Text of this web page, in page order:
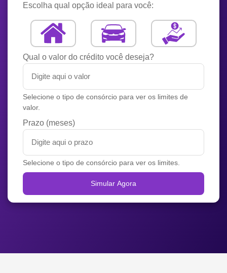
Escolha qual opção ideal para você:
Qual o valor do crédito você deseja?
Selecione o tipo de consórcio para ver os limites de
valor.
Prazo (meses)
Selecione o tipo de consórcio para ver os limites.
Simular Agora